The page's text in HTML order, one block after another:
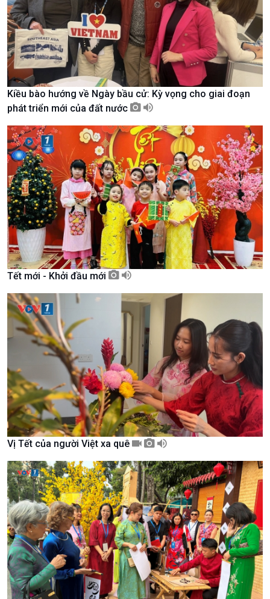
Xã hội
Tin Đời sống & Xã hội
360 độ Sức khỏe
Chuyển đổi Xanh
Tài nguyên và Môi trường
Chuyên gia của bạn
Xã hội chuyển động
Bước chân đến trường
Khoa học & Công nghệ
Tin Khoa học & Công nghệ
Kết nối công nghệ
Sống chung với biến đổi
khí hậu
Văn hoá & Du lịch
Tin Văn hoá & Du lịch
Chát với người nổi tiếng
Câu chuyện Thể thao
Multimedia
Ảnh
Video
Infographic
E-Magazine
Kiều bào hướng về Ngày bầu cử: Kỳ vọng cho giai đoạn
phát triển mới của đất nước
Tết mới - Khởi đầu mới
Vị Tết của người Việt xa quê